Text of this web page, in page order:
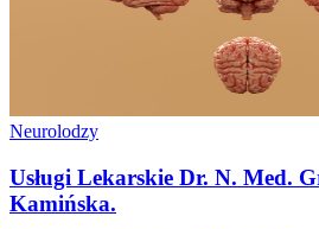
Neurolodzy
Usługi Lekarskie Dr. N. Med.
Kamińska.